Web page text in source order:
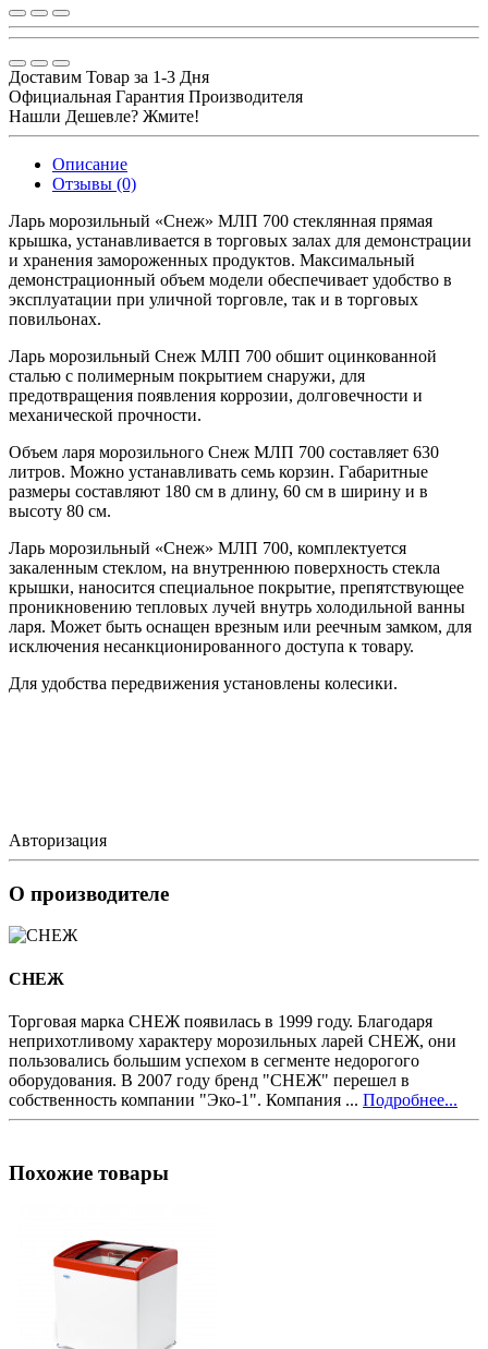
Доставим Товар за 1-3 Дня
Официальная Гарантия Производителя
Нашли Дешевле? Жмите!
Описание
Отзывы (0)
Ларь морозильный «Снеж» МЛП 700 стеклянная прямая
крышка, устанавливается в торговых залах для демонстрации
и хранения замороженных продуктов. Максимальный
демонстрационный объем модели обеспечивает удобство в
эксплуатации при уличной торговле, так и в торговых
повильонах.
Ларь морозильный Снеж МЛП 700 обшит оцинкованной
сталью с полимерным покрытием снаружи, для
предотвращения появления коррозии, долговечности и
механической прочности.
Объем ларя морозильного Снеж МЛП 700 составляет 630
литров. Можно устанавливать семь корзин. Габаритные
размеры составляют 180 см в длину, 60 см в ширину и в
высоту 80 см.
Ларь морозильный «Снеж» МЛП 700, комплектуется
закаленным стеклом, на внутреннюю поверхность стекла
крышки, наносится специальное покрытие, препятствующее
проникновению тепловых лучей внутрь холодильной ванны
ларя. Может быть оснащен врезным или реечным замком, для
исключения несанкционированного доступа к товару.
Для удобства передвижения установлены колесики.
Авторизация
О производителе
СНЕЖ
Торговая марка СНЕЖ появилась в 1999 году. Благодаря
неприхотливому характеру морозильных ларей СНЕЖ, они
пользовались большим успехом в сегменте недорогого
оборудования. В 2007 году бренд "СНЕЖ" перешел в
собственность компании "Эко-1". Компания ... Подробнее...
Похожие товары